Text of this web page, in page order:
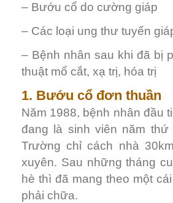
– Bướu cổ do cường giáp
– Các loại ung thư tuyến
– Bệnh nhân sau khi đã bị
thuật mổ cắt, xạ trị, hóa trị
1. Bướu cổ đơn thuần
Năm 1988, bệnh nhân đầu
đang là sinh viên năm
Trường chỉ cách nhà
xuyên. Sau những tháng
hè thì đã mang theo một
phải chữa.